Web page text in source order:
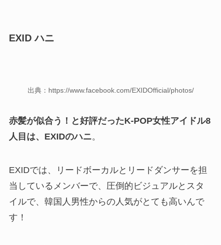
EXID ハニ
出典：https://www.facebook.com/EXIDOfficial/photos/
赤髪が似合う！と好評だったK-POP女性アイドル8
人目は、EXIDのハニ。
EXIDでは、リードボーカルとリードダンサーを担
当しているメンバーで、圧倒的ビジュアルとスタ
イルで、韓国人男性からの人気がとても高いんで
す！